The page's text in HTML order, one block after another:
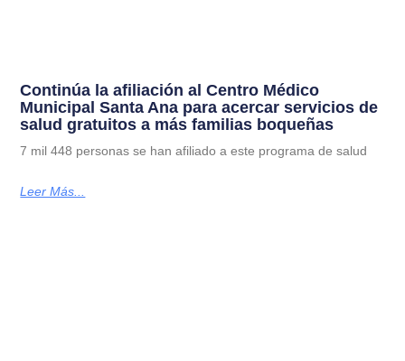
Continúa la afiliación al Centro Médico
Municipal Santa Ana para acercar servicios de
salud gratuitos a más familias boqueñas
7 mil 448 personas se han afiliado a este programa de salud
Leer Más...